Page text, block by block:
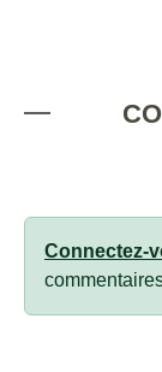
Connectez-